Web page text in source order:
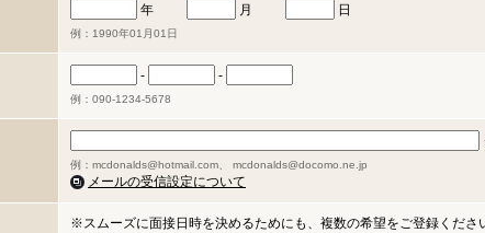
年 月 日
例：1990年01月01日
- -
例：090-1234-5678
例：mcdonalds@hotmail.com、 mcdonalds@docomo.ne.jp
メールの受信設定について
※スムーズに面接日時を決めるためにも、複数の希望をご登録くださ